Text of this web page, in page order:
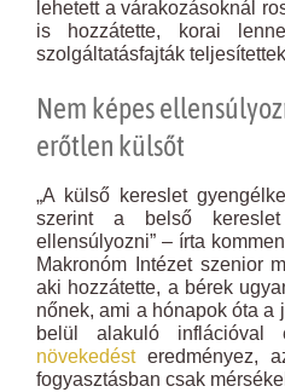
lehetett a várakozásoknál
is hozzátette, korai
szolgáltatásfajták
Nem képes
erőtlen külsőt
„A külső kereslet
szerint a belső
ellensúlyozni” – írta
Makronóm Intézet szenior
aki hozzátette, a bérek
nőnek, ami a hónapok óta a
belül alakuló inflációval
növekedésteredményez,
fogyasztásban csak